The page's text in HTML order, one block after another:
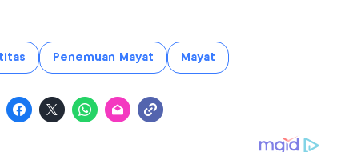
Penemuan Mayat Mayat